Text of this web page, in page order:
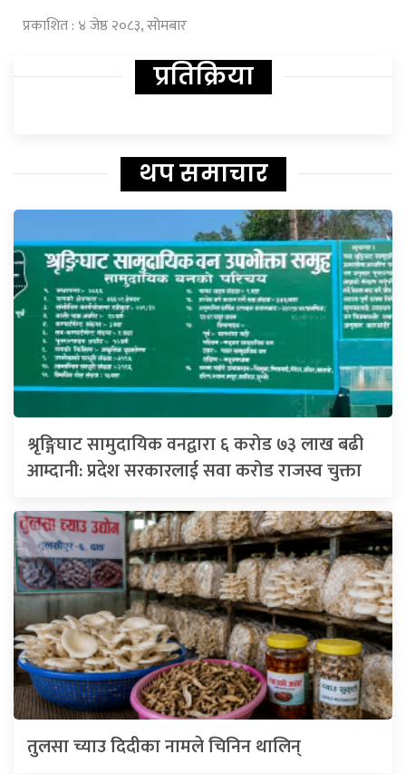
प्रकाशित : ४ जेष्ठ २०८३, सोमबार
प्रतिक्रिया
थप समाचार
श्रृङ्गिघाट सामुदायिक वनद्वारा ६ करोड ७३ लाख बढी
आम्दानी: प्रदेश सरकारलाई सवा करोड राजस्व चुक्ता
तुलसा च्याउ दिदीका नामले चिनिन थालिन्